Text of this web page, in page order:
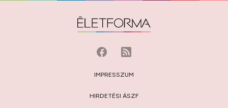
IMPRESSZUM
HIRDETÉSI ÁSZF